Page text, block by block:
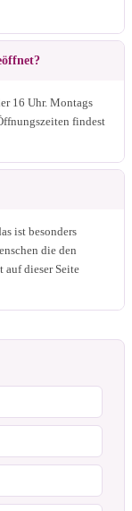
16 Uhr. Montags
findest
ist besonders
die den
auf dieser Seite